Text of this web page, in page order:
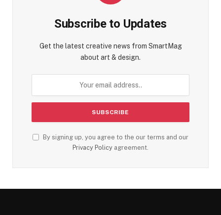
Subscribe to Updates
Get the latest creative news from SmartMag
about art & design.
By signing up, you agree to the our terms and our
Privacy Policy agreement.